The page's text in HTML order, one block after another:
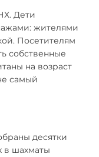
Дети
жителями
Посетителям
собственные
на возраст
самый
десятки
в шахматы